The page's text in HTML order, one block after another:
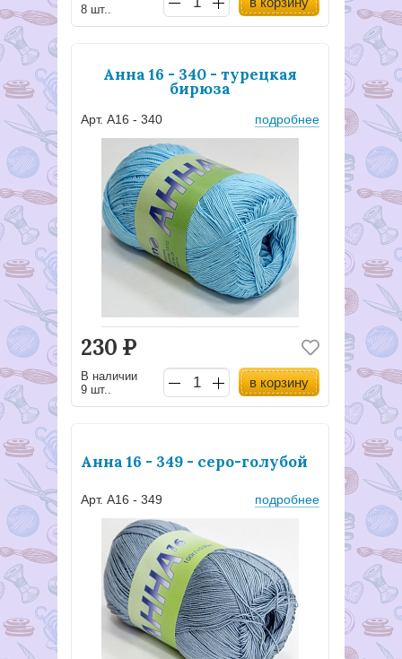
8 шт..
Анна 16 - 340 - турецкая
бирюза
Арт. А16 - 340 подробнее
230 Р
В наличии
9 шт..
в корзину
Анна 16 - 349 - серо-голубой
Арт. А16 - 349 подробнее